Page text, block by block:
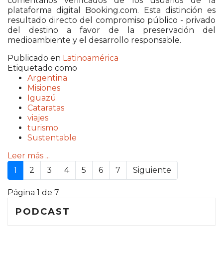
plataforma digital Booking.com. Esta distinción es
resultado directo del compromiso público - privado
del destino a favor de la preservación del
medioambiente y el desarrollo responsable.
Publicado en Latinoamérica
Etiquetado como
Argentina
Misiones
Iguazú
Cataratas
viajes
turismo
Sustentable
Leer más ...
1
2 3 4 5 6 7 Siguiente
Página 1 de 7
PODCAST